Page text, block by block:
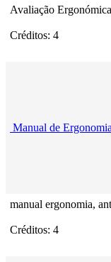
Avaliação
Créditos: 4
Manual de
manual ergonomia,
Créditos: 4